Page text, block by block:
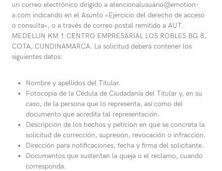
un correo electrónico dirigido a atencionalusuario@emotion-
a.com indicando en el Asunto «Ejercicio del derecho de acceso
o consulta», o a través de correo postal remitido a AUT.
MEDELLIN KM 1 CENTRO EMPRESARIAL LOS ROBLES BG 8,
COTA, CUNDINAMARCA. La solicitud deberá contener los
siguientes datos:
Nombre y apellidos del Titular.
Fotocopia de la Cédula de Ciudadanía del Titular y, en su
caso, de la persona que lo representa, así como del
documento que acredita tal representación.
Descripción de los hechos y petición en que se concreta la
solicitud de corrección, supresión, revocación o infracción.
Dirección para notificaciones, fecha y firma del solicitante.
Documentos que sustentan la queja o el reclamo, cuando
corresponda.